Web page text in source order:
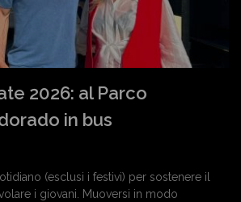
2026: al Parco
in bus
(esclusi i festivi) per sostenere il
i giovani. Muoversi in modo